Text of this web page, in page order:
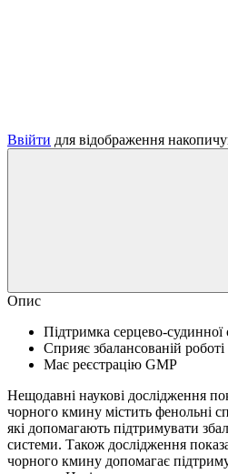
Ввійти для відображення
Опис
Підтримка серцево-судинної
Сприяє збалансованій
Має реєстрацію GMP
Нещодавні наукові дослідження
чорного кмину містить фенольні
які допомагають підтримувати
системи. Також дослідження
чорного кмину допомагає